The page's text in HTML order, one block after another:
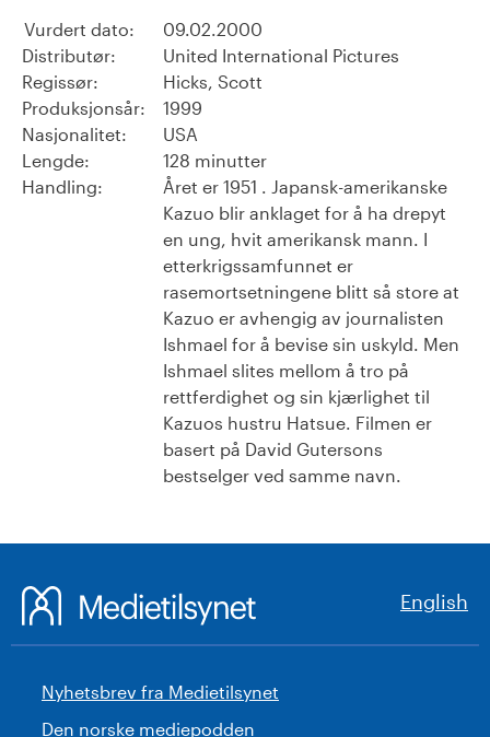
Vurdert dato:
09.02.2000
Distributør:
United International Pictures
Regissør:
Hicks, Scott
Produksjonsår:
1999
Nasjonalitet:
USA
Lengde:
128 minutter
Handling:
Året er 1951 . Japansk-amerikanske
Kazuo blir anklaget for å ha drepyt
en ung, hvit amerikansk mann. I
etterkrigssamfunnet er
rasemortsetningene blitt så store at
Kazuo er avhengig av journalisten
Ishmael for å bevise sin uskyld. Men
Ishmael slites mellom å tro på
rettferdighet og sin kjærlighet til
Kazuos hustru Hatsue. Filmen er
basert på David Gutersons
bestselger ved samme navn.
English
Nyhetsbrev fra Medietilsynet
Den norske mediepodden